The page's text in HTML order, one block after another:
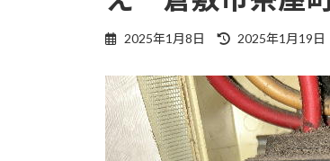
2025年1月8日
最
新
日
時
:
2025年1月19日